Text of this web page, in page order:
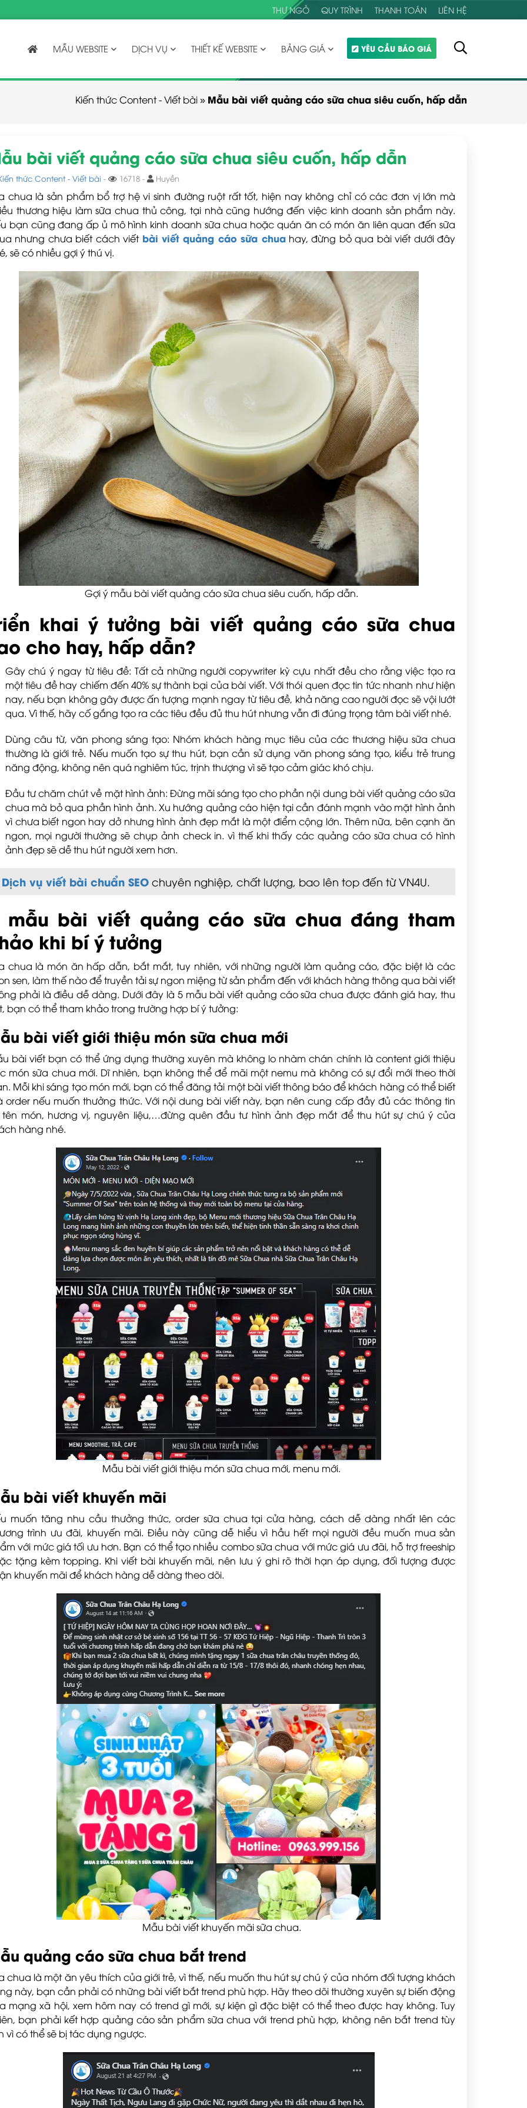
THƯ NGỎ QUY TRÌNH THANH TOÁN LIÊN HỆ
MẪU WEBSITE DỊCH VỤ THIẾT KẾ WEBSITE BẢNG GIÁ YÊU CẦU BÁO GIÁ
Kiến thức Content - Viết bài» Mẫu bài viết quảng cáo sữa chua siêu cuốn, hấp dẫn
bài viết quảng cáo sữa chua siêu cuốn, hấp dẫn
thức Content - Viết bài - 16718 - Huyền
chua là sản phẩm bổ trợ hệ vi sinh đường ruột rất tốt, hiện nay không chỉ có các đơn vị lớn mà
thương hiệu làm sữa chua thủ công, tại nhà cũng hướng đến việc kinh doanh sản phẩm này.
bạn cũng đang ấp ủ mô hình kinh doanh sữa chua hoặc quán ăn có món ăn liên quan đến sữa
nhưng chưa biết cách viết bài viết quảng cáo sữa chuahay, đừng bỏ qua bài viết dưới đây
sẽ có nhiều gợi ý thú vị.
Gợi ý mẫu bài viết quảng cáo sữa chua siêu cuốn, hấp dẫn.
khai ý tưởng bài viết quảng cáo sữa chua
cho hay, hấp dẫn?
Gây chú ý ngay từ tiêu đề: Tất cả những người copywriter kỳ cựu nhất đều cho rằng việc tạo ra
một tiêu đề hay chiếm đến 40% sự thành bại của bài viết. Với thói quen đọc tin tức nhanh như hiện
nay, nếu bạn không gây được ấn tượng mạnh ngay từ tiêu đề, khả năng cao người đọc sẽ vội lướt
qua. Vì thế, hãy cố gắng tạo ra các tiêu đều đủ thu hút nhưng vẫn đi đúng trọng tâm bài viết nhé.
Dùng câu từ, văn phong sáng tạo: Nhóm khách hàng mục tiêu của các thương hiệu sữa chua
thường là giới trẻ. Nếu muốn tạo sự thu hút, bạn cần sử dụng văn phong sáng tạo, kiểu trẻ trung
năng động, không nên quá nghiêm túc, trịnh thượng vì sẽ tạo cảm giác khó chịu.
Đầu tư chăm chút về mặt hình ảnh: Đừng mãi sáng tạo cho phần nội dung bài viết quảng cáo sữa
chua mà bỏ qua phần hình ảnh. Xu hướng quảng cáo hiện tại cần đánh mạnh vào mặt hình ảnh
vì chưa biết ngon hay dở nhưng hình ảnh đẹp mắt là một điểm cộng lớn. Thêm nữa, bên cạnh ăn
ngon, mọi người thường sẽ chụp ảnh check in. vì thế khi thấy các quảng cáo sữa chua có hình
ảnh đẹp sẽ dễ thu hút người xem hơn.
Dịch vụ viết bài chuẩn SEO chuyên nghiệp, chất lượng, bao lên top đến từ VN4U.
mẫu bài viết quảng cáo sữa chua đáng tham
khi bí ý tưởng
chua là món ăn hấp dẫn, bắt mắt, tuy nhiên, với những người làm quảng cáo, đặc biệt là các
sen, làm thế nào để truyền tải sự ngon miệng từ sản phẩm đến với khách hàng thông qua bài viết
phải là điều dễ dàng. Dưới đây là 5 mẫu bài viết quảng cáo sữa chua được đánh giá hay, thu
bạn có thể tham khảo trong trường hợp bí ý tưởng:
bài viết giới thiệu món sữa chua mới
bài viết bạn có thể ứng dụng thường xuyên mà không lo nhàm chán chính là content giới thiệu
món sữa chua mới. Dĩ nhiên, bạn không thể để mãi một nemu mà không có sự đổi mới theo thời
Mỗi khi sáng tạo món mới, bạn có thể đăng tải một bài viết thông báo để khách hàng có thể biết
order nếu muốn thưởng thức. Với nội dung bài viết này, bạn nên cung cấp đầy đủ các thông tin
tên món, hương vị, nguyên liệu,…đừng quên đầu tư hình ảnh đẹp mắt để thu hút sự chú ý của
hàng nhé.
Mẫu bài viết giới thiệu món sữa chua mới, menu mới.
bài viết khuyến mãi
muốn tăng nhu cầu thưởng thức, order sữa chua tại cửa hàng, cách dễ dàng nhất lên các
trình ưu đãi, khuyến mãi. Điều này cũng dễ hiểu vì hầu hết mọi người đều muốn mua sản
với mức giá tối ưu hơn. Bạn có thể tạo nhiều combo sữa chua với mức giá ưu đãi, hỗ trợ freeship
tặng kèm topping. Khi viết bài khuyến mãi, nên lưu ý ghi rõ thời hạn áp dụng, đối tượng được
khuyến mãi để khách hàng dễ dàng theo dõi.
Mẫu bài viết khuyến mãi sữa chua.
quảng cáo sữa chua bắt trend
chua là một ăn yêu thích của giới trẻ, vì thế, nếu muốn thu hút sự chú ý của nhóm đối tượng khách
này, bạn cần phải có những bài viết bắt trend phù hợp. Hãy theo dõi thường xuyên sự biến động
mạng xã hội, xem hôm nay có trend gì mới, sự kiện gì đặc biệt có thể theo được hay không. Tuy
bạn phải kết hợp quảng cáo sản phẩm sữa chua với trend phù hợp, không nên bắt trend tùy
vì có thể sẽ bị tác dụng ngược.